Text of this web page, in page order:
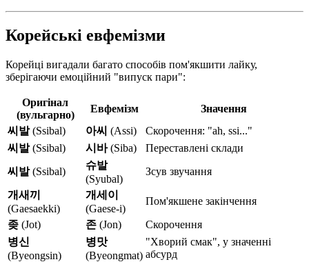
Корейські евфемізми
Корейці вигадали багато способів пом'якшити лайку,
зберігаючи емоційний "випуск пари":
Оригінал
(вульгарно)
Евфемізм
Значення
씨발(Ssibal) 아씨 (Assi)
Скорочення: "ah, ssi..."
씨발(Ssibal) 시바(Siba)
Переставлені склади
씨발(Ssibal)
슈발
(Syubal)
Зсув звучання
개새끼
(Gaesaekki)
개세이
(Gaese-i)
Пом'якшене закінчення
좆 (Jot) 존 (Jon)
Скорочення
병신
(Byeongsin)
병맛
(Byeongmat)
"Хворий смак", у значенні
абсурд